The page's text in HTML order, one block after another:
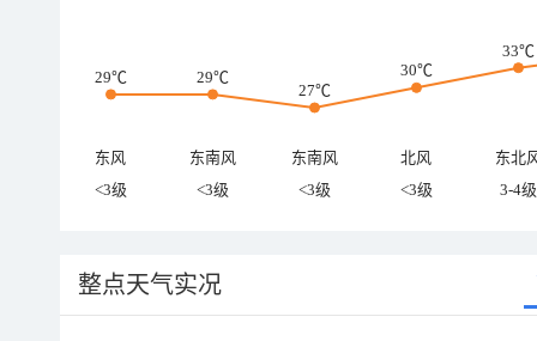
29℃ 29℃
27℃
30℃
33℃
东风 东南风 东南风 北风
东北
<3级
<3级 <3级 <3级 3-4级
整点天气实况